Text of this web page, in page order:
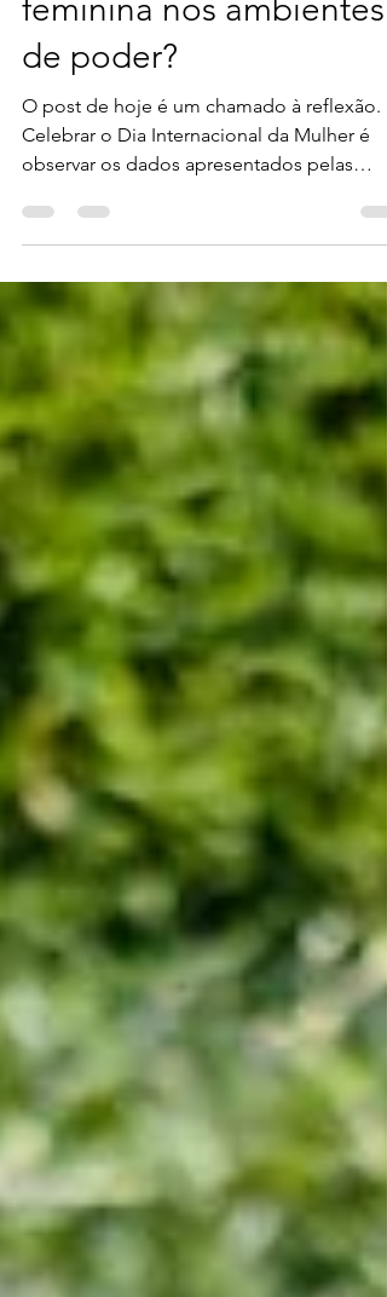
Mulher: Qual a presença
feminina nos ambientes
de poder?
O post de hoje é um chamado à reflexão.
observar os dados apresentados pelas
pesquisas e buscar...